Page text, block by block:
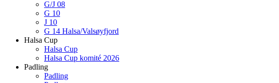
G/J 08
G 10
J 10
G 14 Halsa/Valsøyfjord
Halsa Cup
Halsa Cup
Halsa Cup komité 2026
Padling
Padling